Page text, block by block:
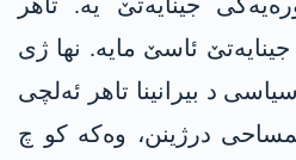
جینایەتێ یە. تاهر
ئاسێ مایە. نها ژی
د بیرانینا تاهر ئەلچی
درژینن، وەکە کو چ